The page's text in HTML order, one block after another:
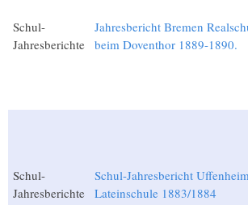
Schul-
Jahresberichte
Jahresbericht Bremen
beim Doventhor 1889-1890.
Schul-
Jahresberichte
Schul-Jahresbericht
Lateinschule 1883/1884